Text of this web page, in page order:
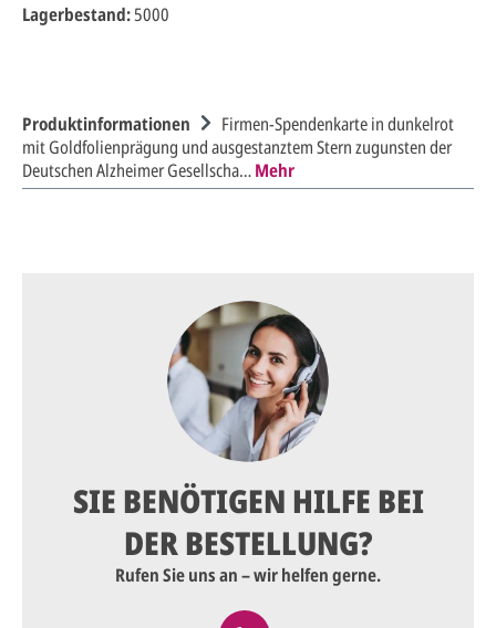
Lagerbestand:5000
Produktinformationen
Firmen-Spendenkarte in dunkelrot
mit Goldfolienprägung und ausgestanztem Stern zugunsten der
Deutschen Alzheimer Gesellscha…Mehr
SIE BENÖTIGEN HILFE BEI
DER BESTELLUNG?
Rufen Sie uns an – wir helfen gerne.